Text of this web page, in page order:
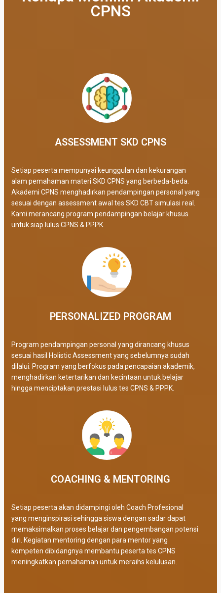
CPNS
ASSESSMENT SKD CPNS
Setiap peserta mempunyai keunggulan dan kekurangan
alam pemahaman materi SKD CPNS yang berbeda-beda.
Akademi CPNS menghadirkan pendampingan personal yang
sesuai dengan assessment awal tes SKD CBT simulasi real.
Kami merancang program pendampingan belajar khusus
untuk siap lulus CPNS & PPPK.
PERSONALIZED PROGRAM​
Program pendampingan personal yang dirancang khusus
sesuai hasil Holistic Assessment yang sebelumnya sudah
dilalui. Program yang berfokus pada pencapaian akademik,
menghadirkan ketertarikan dan kecintaan untuk belajar
hingga menciptakan prestasi lulus tes CPNS & PPPK.
COACHING & MENTORING
Setiap peserta akan didampingi oleh Coach Profesional
yang menginspirasi sehingga siswa dengan sadar dapat
memaksimalkan proses belajar dan pengembangan potensi
diri. Kegiatan mentoring dengan para mentor yang
kompeten dibidangnya membantu peserta tes CPNS
meningkatkan pemahaman untuk meraihs kelulusan.